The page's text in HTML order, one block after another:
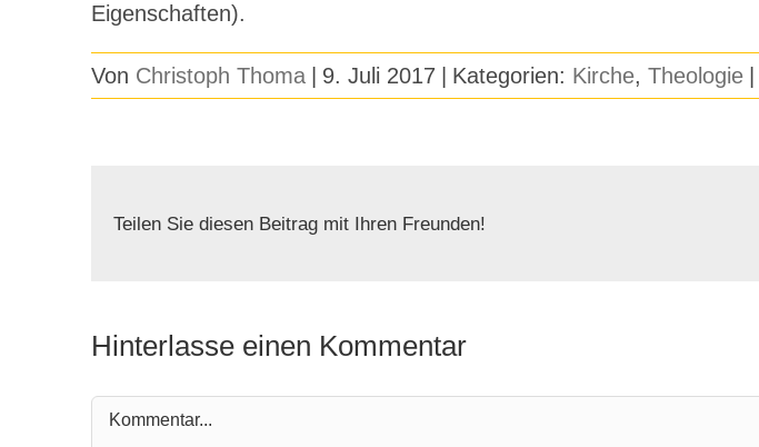
Eigenschaften).
Von Christoph Thoma 9. Juli 2017 Kategorien: Kirche, Theologie
Teilen Sie diesen Beitrag mit Ihren Freunden!
Hinterlasse einen Kommentar
Kommentar